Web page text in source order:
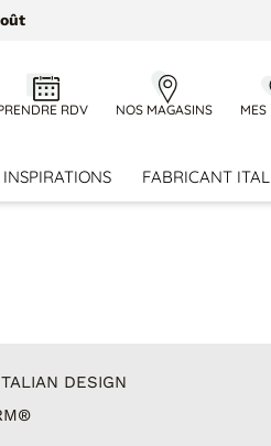
RDV NOS MAGASINS MES
INSPIRATIONS FABRICANT
DESIGN